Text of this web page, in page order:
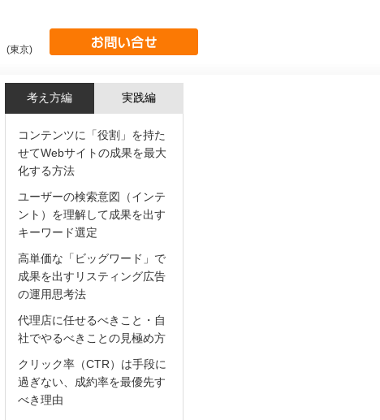
(東京)
考え方編 実践編
コンテンツに「役割」を持た
せてWebサイトの成果を最大
化する方法
ユーザーの検索意図（インテ
ント）を理解して成果を出す
キーワード選定
高単価な「ビッグワード」で
成果を出すリスティング広告
の運用思考法
代理店に任せるべきこと・自
社でやるべきことの見極め方
クリック率（CTR）は手段に
過ぎない、成約率を最優先す
べき理由